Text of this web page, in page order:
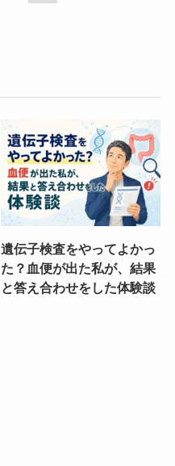
遺伝子検査をやってよかっ
た？血便が出た私が、結果
と答え合わせをした体験談